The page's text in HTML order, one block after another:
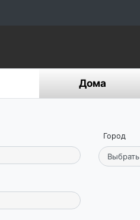
Дома
Город